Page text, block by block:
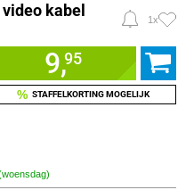
kabel
1x
9,95
% STAFFELKORTING MOGELIJK